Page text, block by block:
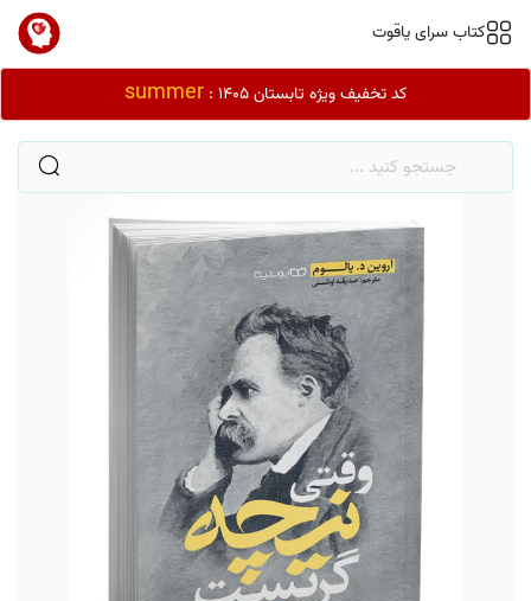
کتاب سرای یاقوت
کد تخفیف ویژه تابستان 1405 : summer